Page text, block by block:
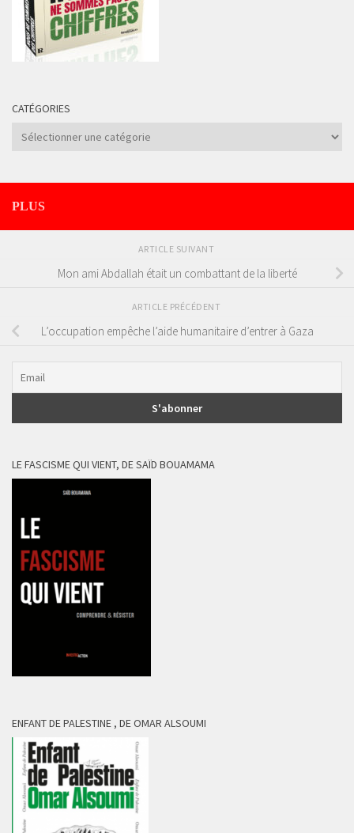
CATÉGORIES
Catégories
PLUS
ARTICLE SUIVANT
Mon ami Abdallah était un combattant de la liberté
ARTICLE PRÉCÉDENT
L’occupation empêche l’aide humanitaire d’entrer à Gaza
LE FASCISME QUI VIENT, DE SAÏD BOUAMAMA
ENFANT DE PALESTINE , DE OMAR ALSOUMI